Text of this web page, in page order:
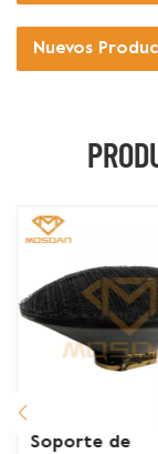
Nuevos
Adaptador de